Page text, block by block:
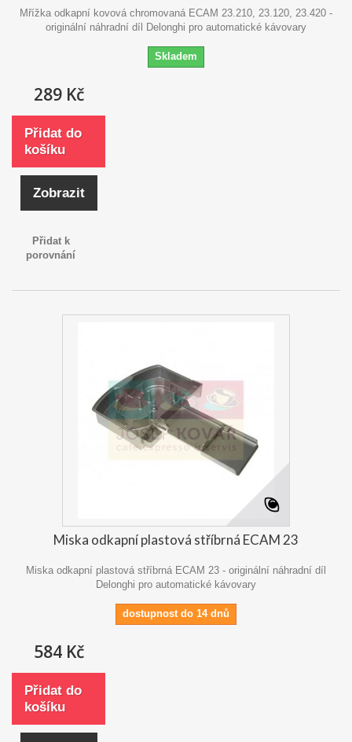
Mřížka odkapní kovová chromovaná ECAM 23.210, 23.120, 23.420 -
originální náhradní díl Delonghi pro automatické kávovary
Skladem
289 Kč
Přidat do
košíku
Zobrazit
Přidat k
porovnání
Miska odkapní plastová stříbrná ECAM 23
Miska odkapní plastová stříbrná ECAM 23 - originální náhradní díl
Delonghi pro automatické kávovary
dostupnost do 14 dnů
584 Kč
Přidat do
košíku